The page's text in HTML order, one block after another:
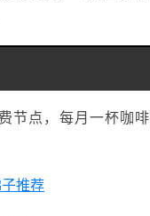
节点，每月一杯咖
推荐